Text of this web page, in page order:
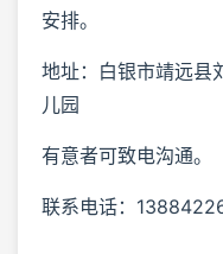
安排。
地址：白银市靖远县
儿园
有意者可致电沟通。
联系电话：